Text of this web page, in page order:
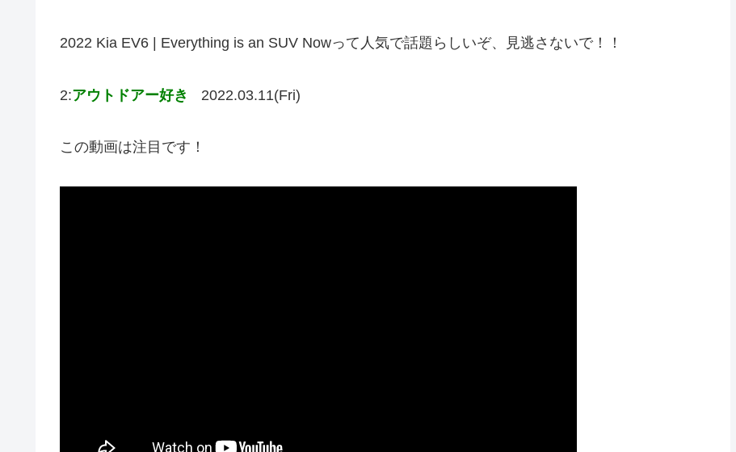
2022 Kia EV6 | Everything is an SUV Nowって人気で話題らしいぞ、見逃さないで！！
2:アウトドアー好き 2022.03.11(Fri)
この動画は注目です！